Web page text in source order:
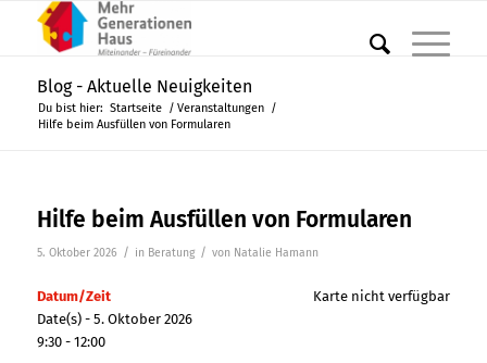
Blog - Aktuelle Neuigkeiten
Du bist hier: Startseite / Veranstaltungen /
Hilfe beim Ausfüllen von Formularen
Hilfe beim Ausfüllen von Formularen
5. Oktober 2026 / in Beratung / von Natalie Hamann
Karte nicht verfügbar
Datum/Zeit
Date(s) - 5. Oktober 2026
9:30 - 12:00